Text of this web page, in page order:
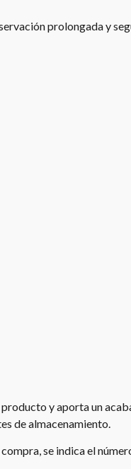
prolongada y
y aporta un
de almacenamiento.
se indica el